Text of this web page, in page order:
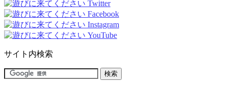
サイト内検索